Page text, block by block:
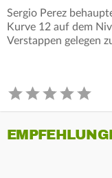
Sergio Perez
Kurve 12 auf dem
Verstappen gelegen